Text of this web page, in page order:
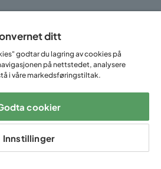
på:
ditt
godtar du lagring av cookies på
på nettstedet, analysere
i våre markedsføringstiltak.
cookier
Innstillinger